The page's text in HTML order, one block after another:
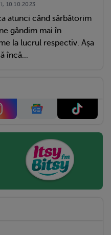
10.10.2023
atunci când sărbătorim
gândim mai în
la lucrul respectiv. Așa
încă...